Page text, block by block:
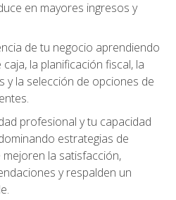
en mayores ingresos y
de tu negocio aprendiendo
la planificación fiscal, la
y la selección de opciones de
profesional y tu capacidad
estrategias de
la satisfacción,
y respalden un